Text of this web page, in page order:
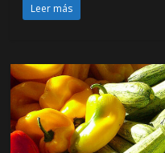
Leer más